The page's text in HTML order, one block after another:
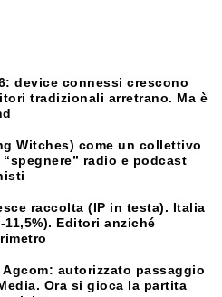
device connessi crescono
tradizionali arretrano. Ma è
Witches) come un collettivo
radio e podcast
raccolta (IP in testa). Italia
Editori anziché
Agcom: autorizzato passaggio
Ora si gioca la partita